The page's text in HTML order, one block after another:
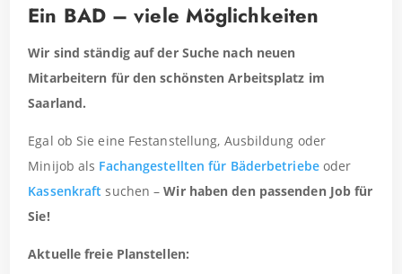
Ein BAD – viele Möglichkeiten
Wir sind ständig auf der Suche nach neuen
Mitarbeitern für den schönsten Arbeitsplatz im
Saarland.
Egal ob Sie eine Festanstellung, Ausbildung oder
Minijob als Fachangestellten für Bäderbetriebeoder
Kassenkraftsuchen –Wir haben den passenden Job für
Sie!
Aktuelle freie Planstellen: